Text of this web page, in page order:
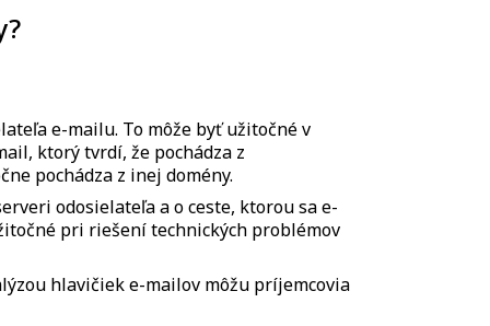
e-mailu. To môže byť užitočné v
ktorý tvrdí, že pochádza z
pochádza z inej domény.
odosielateľa a o ceste, ktorou sa e-
pri riešení technických problémov
hlavičiek e-mailov môžu príjemcovia